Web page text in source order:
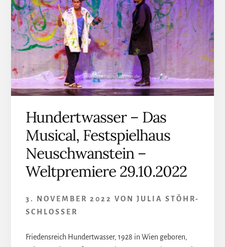
Hundertwasser – Das
Musical, Festspielhaus
Neuschwanstein –
Weltpremiere 29.10.2022
3. NOVEMBER 2022 VON JULIA STÖHR-
SCHLOSSER
Friedensreich Hundertwasser, 1928 in Wien geboren,